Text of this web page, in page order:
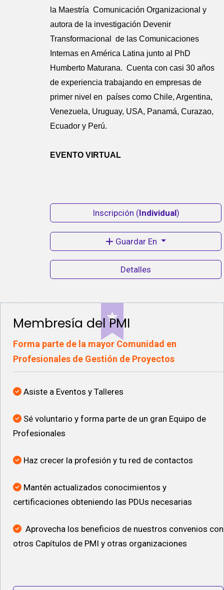
la Maestría Comunicación Organizacional y
autora de la investigación Devenir
Transformacional de las Comunicaciones
Internas en América Latina junto al PhD
Humberto Maturana. Cuenta con casi 30 años
de experiencia trabajando en empresas de
primer nivel en países como Chile, Argentina,
Venezuela, Uruguay, USA, Panamá, Curazao,
Ecuador y Perú.
EVENTO VIRTUAL
Inscripción (Individual)
Guardar En
Detalles
Membresía del PMI
Forma parte de la mayor Comunidad en
Profesionales de Gestión de Proyectos
Asiste a Eventos y Talleres
Sé voluntario y forma parte de un gran Equipo de
Profesionales
Haz crecer la profesión y tu red de contactos
Mantén actualizados conocimientos y
certificaciones obteniendo las PDUs necesarias
Aprovecha los beneficios de nuestros convenios con
otros Capítulos de PMI y otras organizaciones